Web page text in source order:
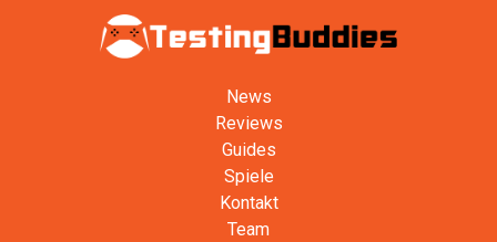
News
Reviews
Guides
Spiele
Kontakt
Team